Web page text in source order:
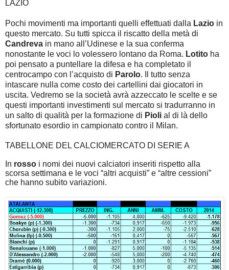
LAZIO
Pochi movimenti ma importanti quelli effettuati dalla Lazio in
questo mercato. Su tutti spicca il riscatto della metà di
Candreva in mano all’Udinese e la sua conferma
nonostante le voci lo volessero lontano da Roma. Lotito ha
poi pensato a puntellare la difesa e ha completato il
centrocampo con l’acquisto di Parolo. Il tutto senza
intascare nulla come costo dei cartellini dai giocatori in
uscita. Vedremo se la società avrà azzeccato le scelte e se
questi importanti investimenti sul mercato si tradurranno in
un salto di qualità per la formazione di Pioli al di là dello
sfortunato esordio in campionato contro il Milan.
TABELLONE DEL CALCIOMERCATO DI SERIE A
In rosso i nomi dei nuovi calciatori inseriti rispetto alla
scorsa settimana e le voci “altri acquisti” e “altre cessioni”
che hanno subito variazioni.